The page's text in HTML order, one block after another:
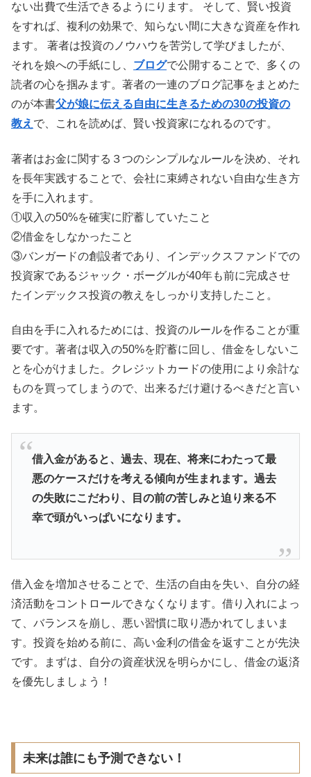
ない出費で生活できるようにります。 そして、賢い投資
をすれば、複利の効果で、知らない間に大きな資産を作れ
ます。 著者は投資のノウハウを苦労して学びましたが、
それを娘への手紙にし、 ブログで公開することで、多くの
読者の心を掴みます。著者の一連のブログ記事をまとめた
のが本書父が娘に伝える自由に生きるための30の投資の
教え で、これを読めば、賢い投資家になれるのです。
著者はお金に関する３つのシンプルなルールを決め、それ
を長年実践することで、会社に束縛されない自由な生き方
を手に入れます。
①収入の50%を確実に貯蓄していたこと
②借金をしなかったこと
③バンガードの創設者であり、インデックスファンドでの
投資家であるジャック・ボーグルが40年も前に完成させ
たインデックス投資の教えをしっかり支持したこと。
自由を手に入れるためには、投資のルールを作ることが重
要です。著者は収入の50%を貯蓄に回し、借金をしないこ
とを心がけました。クレジットカードの使用により余計な
ものを買ってしまうので、出来るだけ避けるべきだと言い
ます。
借入金があると、過去、現在、将来にわたって最
悪のケースだけを考える傾向が生まれます。過去
の失敗にこだわり、目の前の苦しみと迫り来る不
幸で頭がいっぱいになります。
借入金を増加させることで、生活の自由を失い、自分の経
済活動をコントロールできなくなります。借り入れによっ
て、バランスを崩し、悪い習慣に取り憑かれてしまいま
す。投資を始める前に、高い金利の借金を返すことが先決
です。まずは、自分の資産状況を明らかにし、借金の返済
を優先しましょう！
未来は誰にも予測できない！